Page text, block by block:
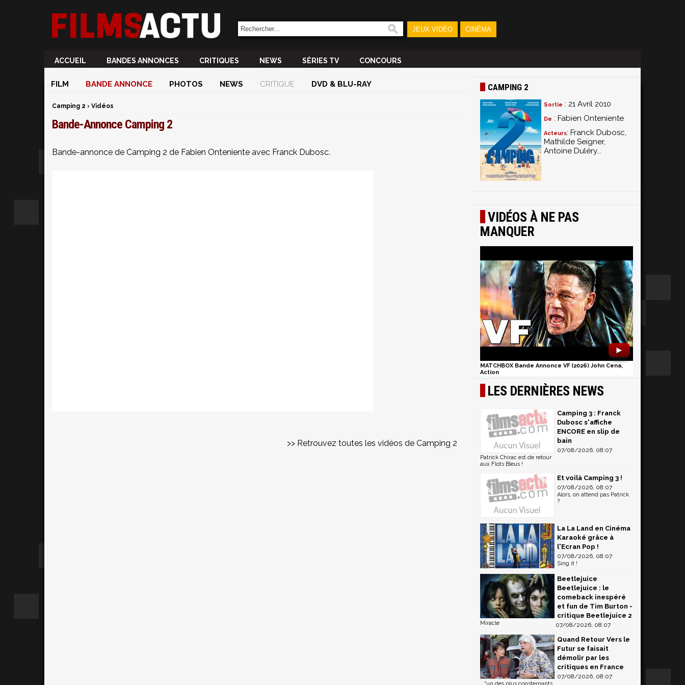
JEUX VIDÉO CINÉMA
ACCUEIL BANDES ANNONCES CRITIQUES NEWS SÉRIES TV CONCOURS
FILM BANDE ANNONCE PHOTOS NEWS CRITIQUE DVD & BLU-RAY
Camping 2 › Vidéos
Bande-Annonce Camping 2
Bande-annonce de Camping 2 de Fabien Onteniente avec Franck Dubosc.
>> Retrouvez toutes les vidéos de Camping 2
CAMPING 2
Sortie : 21 Avril 2010
De : Fabien Onteniente
Acteurs: Franck Dubosc,
Mathilde Seigner,
Antoine Duléry...
VIDÉOS À NE PAS
MANQUER
►
MATCHBOX Bande Annonce VF (2026) John Cena,
Action
LES DERNIÈRES NEWS
Camping 3 : Franck
Dubosc s'affiche
ENCORE en slip de
bain
07/08/2026, 08:07
Patrick Chirac est de retour
aux Flots Bleus !
Et voilà Camping 3 !
07/08/2026, 08:07
Alors, on attend pas Patrick
?
La La Land en Cinéma
Karaoké grâce à
l'Ecran Pop !
07/08/2026, 08:07
Sing it !
Beetlejuice
Beetlejuice : le
comeback inespéré
et fun de Tim Burton -
critique Beetlejuice 2
07/08/2026, 08:07
Miracle
Quand Retour Vers le
Futur se faisait
démolir par les
critiques en France
07/08/2026, 08:07
..."un des plus consternants